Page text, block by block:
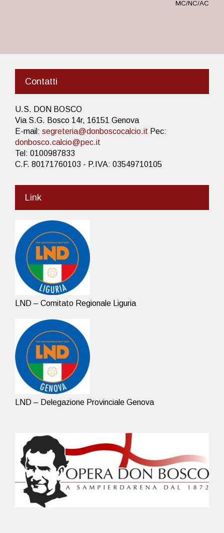
MC/NC/AC
Contatti
U.S. DON BOSCO
Via S.G. Bosco 14r, 16151 Genova
E-mail: segreteria@donboscocalcio.it Pec:
donbosco.calcio@pec.it
Tel: 0100987833
C.F. 80171760103 - P.IVA: 03549710105
Link
LND – Comitato Regionale Liguria
LND – Delegazione Provinciale Genova